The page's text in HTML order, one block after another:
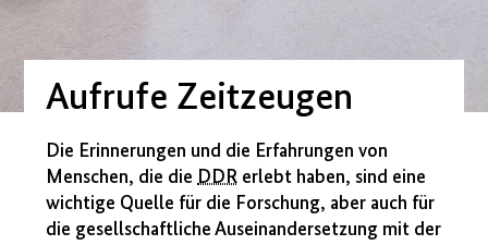
Aufrufe Zeitzeugen
Die Erinnerungen und die Erfahrungen von
Menschen, die die DDR erlebt haben, sind eine
wichtige Quelle für die Forschung, aber auch für
die gesellschaftliche Auseinandersetzung mit der